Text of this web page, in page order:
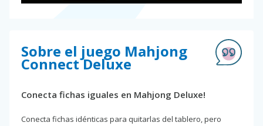
Sobre el juego Mahjong
Connect Deluxe
Conecta fichas iguales en Mahjong Deluxe!
Conecta fichas idénticas para quitarlas del tablero, pero